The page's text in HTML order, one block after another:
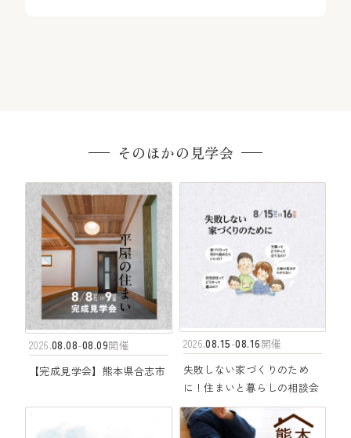
そのほかの見学会
2026.08.08-08.09開催
【完成見学会】熊本県合志市
2026.08.15-08.16開催
失敗しない家づくりのため
に！住まいと暮らしの相談会